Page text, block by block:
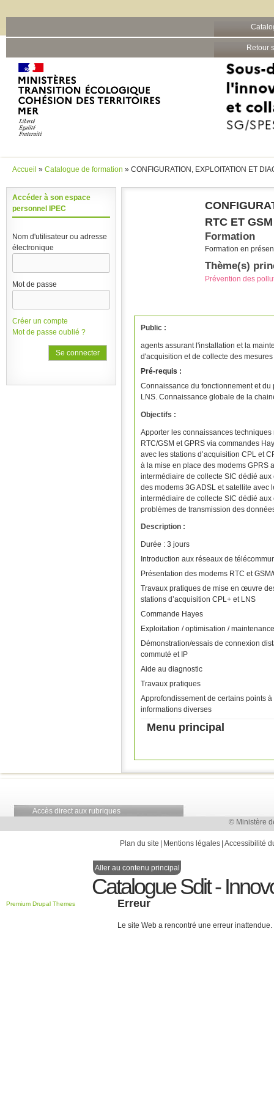
Retour
Vous êtes ici
Accueil » Catalogue de formation » CONFIGURATION, EXPLOITATION ET
Accéder à son espace
personnel IPEC
Nom d'utilisateur ou adresse
électronique
Mot de passe
Créer un compte
Mot de passe oublié ?
RTC ET GSM
Formation
Formation en
Thème(s)
Prévention des
Public :
agents assurant l'installation et la
d'acquisition et de collecte des
Pré-requis :
Connaissance du fonctionnement et
LNS. Connaissance globale de la
Objectifs :
Apporter les connaissances
RTC/GSM et GPRS via commandes
avec les stations d’acquisition CPL et
à la mise en place des modems GPRS
intermédiaire de collecte SIC dédié
des modems 3G ADSL et satellite avec
intermédiaire de collecte SIC dédié
problèmes de transmission des
Description :
Durée : 3 jours
Introduction aux réseaux de
Présentation des modems RTC et
Travaux pratiques de mise en œuvre
stations d’acquisition CPL+ et LNS
Commande Hayes
Exploitation / optimisation /
Démonstration/essais de connexion
commuté et IP
Aide au diagnostic
Travaux pratiques
Approfondissement de certains points
informations diverses
Menu principal
Accès direct aux rubriques
© Ministère
Plan du site Mentions légales Accessibilité
Aller au contenu principal
Catalogue Sdit -
Erreur
Le site Web a rencontré une erreur
Premium Drupal Themes